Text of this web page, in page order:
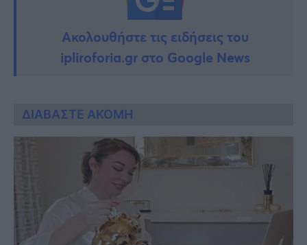
Ακολουθήστε τις ειδήσεις του
ipliroforia.gr στο Google News
ΔΙΑΒΑΣΤΕ ΑΚΟΜΗ